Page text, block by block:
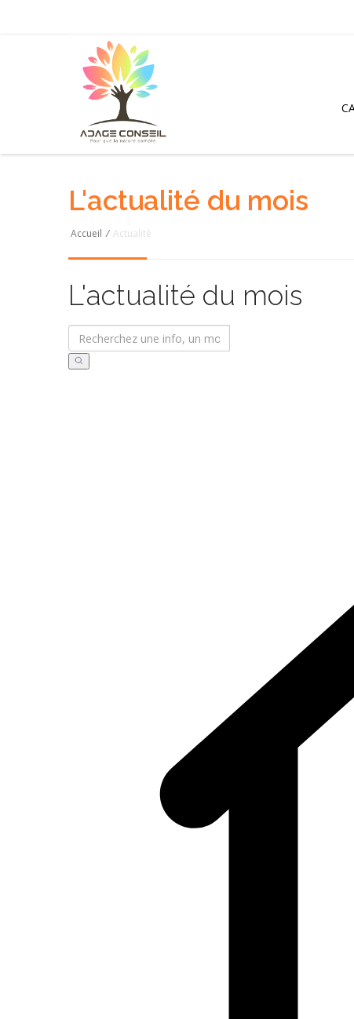
L'actualité du mois
Accueil / Actualité
L'actualité du mois